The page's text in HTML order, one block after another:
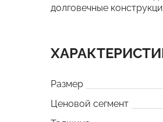
долговечные
Размер
Ценовой сегмент